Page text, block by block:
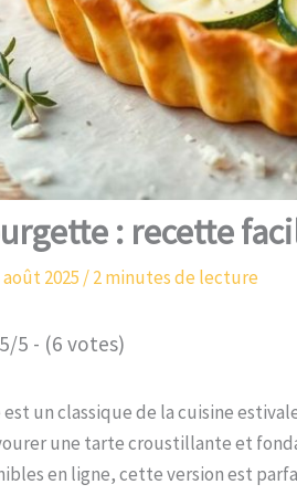
: recette
août 2025 /2 minutes de lecture
5/5 - (6 votes)
un classique de la cuisine
une tarte croustillante et
en ligne, cette version est